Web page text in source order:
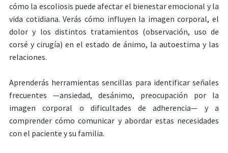
cómo la escoliosis puede afectar el bienestar emocional y la
vida cotidiana. Verás cómo influyen la imagen corporal, el
dolor y los distintos tratamientos (observación, uso de
corsé y cirugía) en el estado de ánimo, la autoestima y las
relaciones.
Aprenderás herramientas sencillas para identificar señales
frecuentes —ansiedad, desánimo, preocupación por la
imagen corporal o dificultades de adherencia— y a
comprender cómo comunicar y abordar estas necesidades
con el paciente y su familia.